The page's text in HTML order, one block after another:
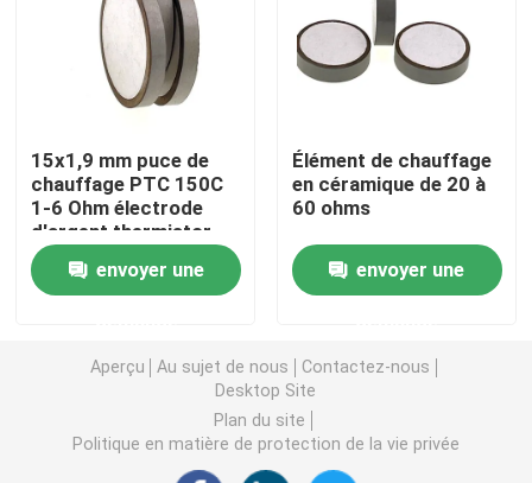
Puce de chauffage PTC
Thermistors NTC
Thermistance de SMD NTC
Le thermistore NTC de puissance
15x1,9 mm puce de
chauffage PTC 150C
1-6 Ohm électrode
d'argent thermistor
envoyer une
Élément de chauffage
en céramique de 20 à
60 ohms
envoyer une
Aperçu Au sujet de nous
Contactez-nous
Desktop Site
Plan du site
Politique en matière de protection de la vie privée